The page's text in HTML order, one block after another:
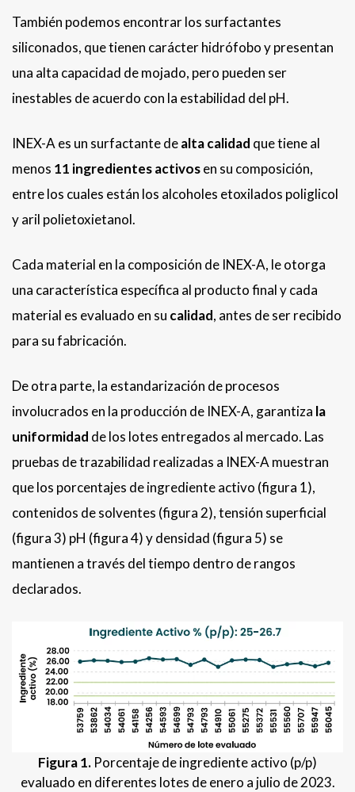
También podemos encontrar los surfactantes
siliconados, que tienen carácter hidrófobo y presentan
una alta capacidad de mojado, pero pueden ser
inestables de acuerdo con la estabilidad del pH.
INEX-A es un surfactante dealta calidad que tiene al
menos 11 ingredientes activosen su composición,
entre los cuales están los alcoholes etoxilados poliglicol
y aril polietoxietanol.
Cada material en la composición de INEX-A, le otorga
una característica específica al producto final y cada
material es evaluado en su calidad, antes de ser recibido
para su fabricación.
De otra parte, la estandarización de procesos
involucrados en la producción de INEX-A, garantiza la
uniformidad de los lotes entregados al mercado. Las
pruebas de trazabilidad realizadas a INEX-A muestran
que los porcentajes de ingrediente activo (figura 1),
contenidos de solventes (figura 2), tensión superficial
(figura 3) pH (figura 4) y densidad (figura 5) se
mantienen a través del tiempo dentro de rangos
declarados.
Figura 1. Porcentaje de ingrediente activo (p/p)
evaluado en diferentes lotes de enero a julio de 2023.